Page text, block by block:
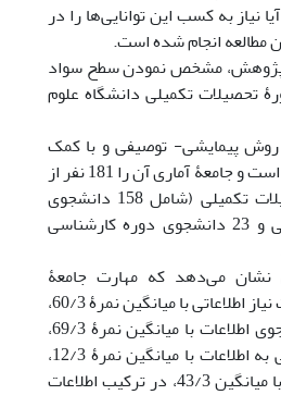
نیاز به کسب این توانایی‌ها را در
انجام شده است.
مشخص نمودن سطح سواد
تحصیلات تکمیلی دانشگاه علوم
پیمایشی- توصیفی و با کمک
پرسشنامه انجام گرفته است و جامعۀ آماری آن را 181 نفر از
دانشجویان دوره تحصیلات تکمیلی (شامل 158 دانشجوی
دوره دستیاری تخصصی و 23 دانشجوی دوره کارشناسی
نشان می‌دهد که مهارت جامعۀ
پژوهش در درک درست نیاز اطلاعاتی با میانگین نمرۀ 60/3،
در راهبردهای جست‌وجوی اطلاعات با میانگین نمرۀ 69/3،
در مکان‌یابی و دستیابی به اطلاعات با میانگین نمرۀ 12/3،
در استفاده از اطلاعات با میانگین 43/3، در ترکیب اطلاعات